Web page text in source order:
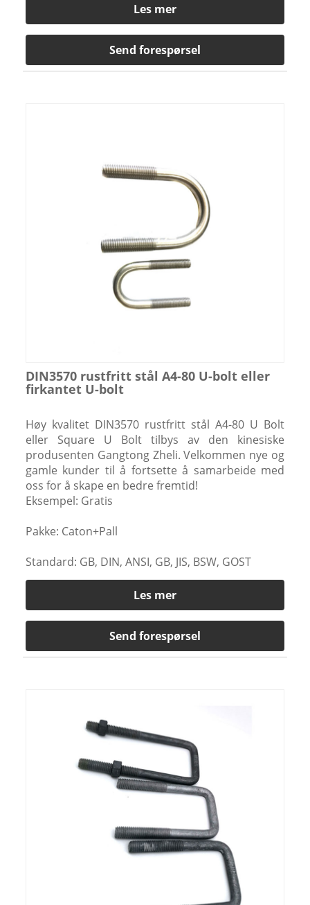
Les mer
Send forespørsel
DIN3570 rustfritt stål A4-80 U-bolt eller
firkantet U-bolt
Høy kvalitet DIN3570 rustfritt stål A4-80 U Bolt
eller Square U Bolt tilbys av den kinesiske
produsenten Gangtong Zheli. Velkommen nye og
gamle kunder til å fortsette å samarbeide med
oss ​​for å skape en bedre fremtid!
Eksempel: Gratis
Pakke: Caton+Pall
Standard: GB, DIN, ANSI, GB, JIS, BSW, GOST
Les mer
Send forespørsel